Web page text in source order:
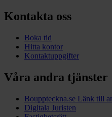
Kontakta oss
Boka tid
Hitta kontor
Kontaktuppgifter
Våra andra tjänster
Bouppteckna.se Länk till
Digitala Juristen